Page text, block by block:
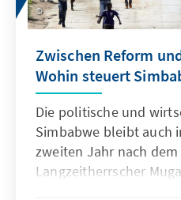
Zwischen Reform
Wohin steuert
Die politische und
Simbabwe bleibt auch
zweiten Jahr nach
Langzeitherrscher